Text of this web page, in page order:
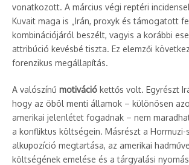
vonatkozott. A március végi reptéri
Kuvait maga is „Irán, proxyk és támogatott
kombinációjáról beszélt, vagyis a korábbi
attribúció kevésbé tiszta. Ez elemzői
forenzikus megállapítás.
A valószínű motiváció kettős volt. Egyrészt
hogy az öböl menti államok – különösen
amerikai jelenlétet fogadnak – nem
a konfliktus költségein. Másrészt a Hormuzi-
alkupozíció megtartása, az amerikai
költségének emelése és a tárgyalási